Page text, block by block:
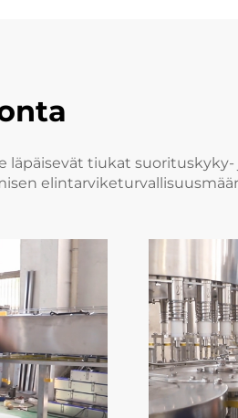
tiukat suorituskyky-